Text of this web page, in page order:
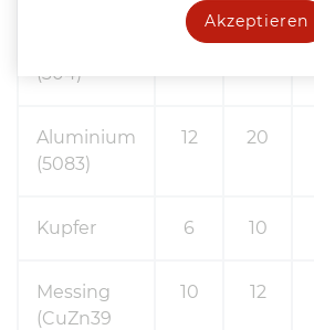
(304)
10 15
Aluminium
(5083)
12 20
Kupfer 6 10
Messing
(CuZn39
10 12
Akzeptieren